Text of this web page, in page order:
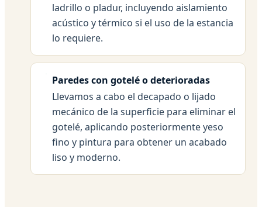
ladrillo o pladur, incluyendo aislamiento
acústico y térmico si el uso de la estancia
lo requiere.
Paredes con gotelé o deterioradas
Llevamos a cabo el decapado o lijado
mecánico de la superficie para eliminar el
gotelé, aplicando posteriormente yeso
fino y pintura para obtener un acabado
liso y moderno.